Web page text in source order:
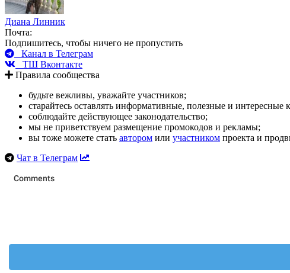
Диана Линник
Почта:
Подпишитесь, чтобы ничего не пропустить
Канал в Телеграм
ТШ Вконтакте
Правила сообщества
будьте вежливы, уважайте участников;
старайтесь оставлять информативные, полезные и интересные
соблюдайте действующее законодательство;
мы не приветствуем размещение промокодов и рекламы;
вы тоже можете стать автором или участником проекта и
Чат в Телеграм